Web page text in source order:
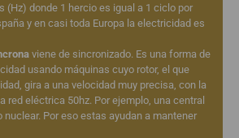
(Hz) donde 1 hercio es igual a 1 ciclo por
y en casi toda Europa la electricidad es
viene de sincronizado. Es una forma de
usando máquinas cuyo rotor, el que
gira a una velocidad muy precisa, con la
red eléctrica 50hz. Por ejemplo, una central
nuclear. Por eso estas ayudan a mantener